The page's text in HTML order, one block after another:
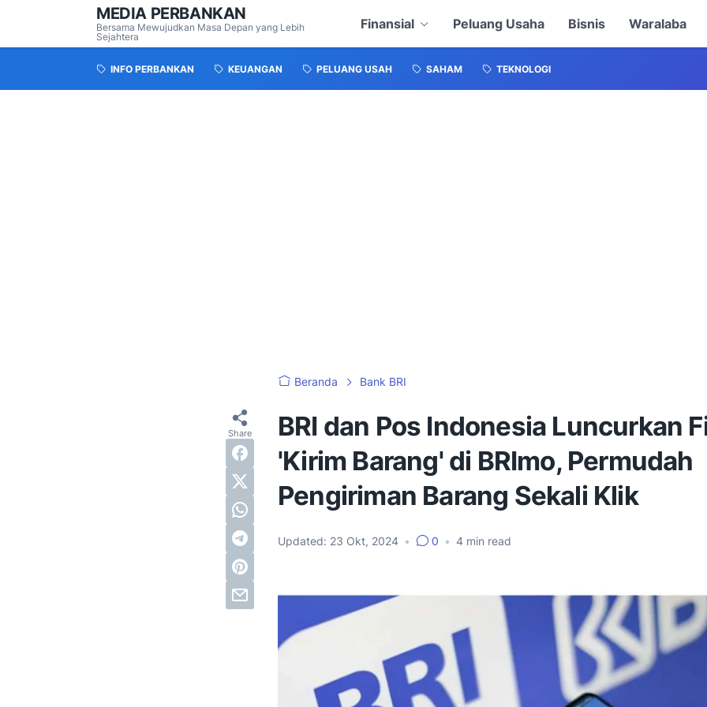
MEDIA PERBANKAN
Bersama Mewujudkan Masa Depan yang Lebih
Sejahtera
Finansial Peluang Usaha Bisnis Waralaba
INFO PERBANKAN KEUANGAN PELUANG USAH SAHAM TEKNOLOGI
Beranda Bank BRI
BRI dan Pos Indonesia Luncurkan
'Kirim Barang' di BRImo, Permudah
Pengiriman Barang Sekali Klik
Updated: 23 Okt, 2024 • 0 • 4 min read